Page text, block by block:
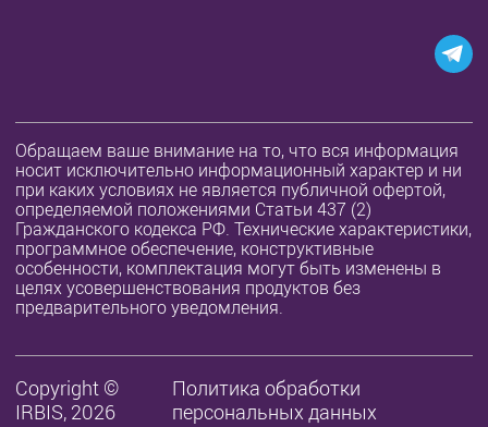
Обращаем ваше внимание на то, что вся информация
носит исключительно информационный характер и ни
при каких условиях не является публичной офертой,
определяемой положениями Статьи 437 (2)
Гражданского кодекса РФ. Технические характеристики,
программное обеспечение, конструктивные
особенности, комплектация могут быть изменены в
целях усовершенствования продуктов без
предварительного уведомления.
Copyright ©
IRBIS, 2026
Политика обработки
персональных данных